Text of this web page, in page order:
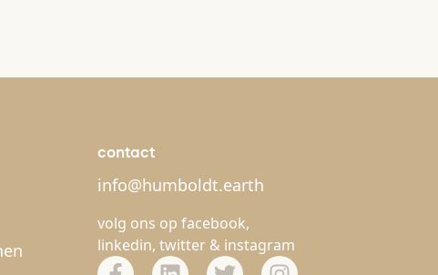
contact
info@humboldt.earth
volg ons op facebook,
linkedin, twitter & instagram